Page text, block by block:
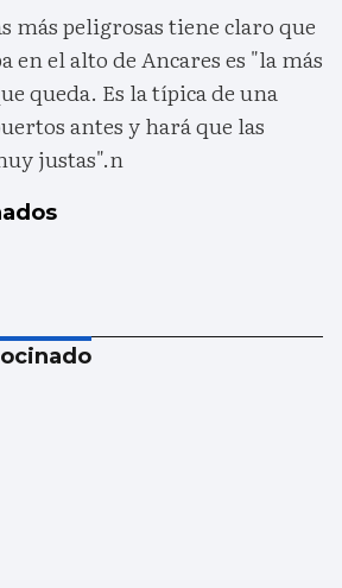
más peligrosas tiene claro que
en el alto de Ancares es "la más
queda. Es la típica de una
antes y hará que las
justas".n